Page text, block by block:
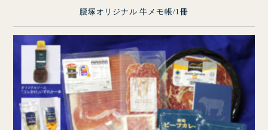
腰塚オリジナル 牛メモ帳/1冊